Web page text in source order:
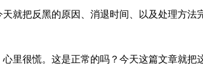
就把反黑的原因、消退时间、以及处理方法
里很慌。这是正常的吗？今天这篇文章就把